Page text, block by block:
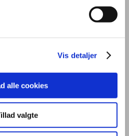
Vis detaljer
alle cookies
valgte
på Tradium. På en kursusdag